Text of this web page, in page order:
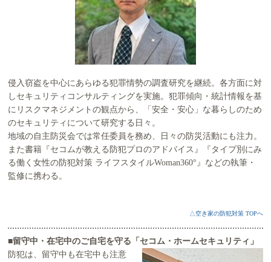
侵入窃盗を中心にあらゆる犯罪情勢の調査研究を継続。各方面に対
しセキュリティコンサルティングを実施。犯罪傾向・統計情報を基
にリスクマネジメントの観点から、「安全・安心」な暮らしのため
のセキュリティについて研究する日々。
地域の自主防災会では常任委員を務め、日々の防災活動にも注力。
また書籍『セコムが教える防犯プロのアドバイス』『タイプ別にみ
る働く女性の防犯対策 ライフスタイルWoman360°』などの執筆・
監修に携わる。
△空き家の防犯対策 TOPへ
■留守中・在宅中のご自宅を守る「セコム・ホームセキュリティ」
防犯は、留守中も在宅中も注意